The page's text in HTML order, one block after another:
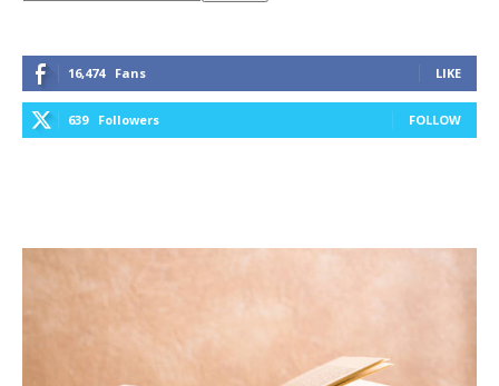
16,474 Fans LIKE
639 Followers FOLLOW